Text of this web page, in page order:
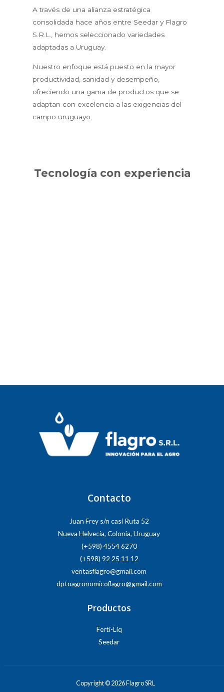
A través de una alianza estratégica
consolidada hace años entre Seedar y Flagro
S.R.L., hemos seleccionado variedades
adaptadas a Uruguay.
Nuestro enfoque está puesto en la mayor
productividad, sanidad y desempeño,
ofreciendo una gama de productos que se
adaptan con excelencia a las exigencias del
campo uruguayo.
Tecnología con experiencia
Contacto
Juan Frey s/n casi Ruta 52
Nueva Helvecia, Colonia, Uruguay
(+598) 4554 6270
(+598) 92 25 11 12
ventasflagro@gmail.com
dptoagronomicoflagro@gmail.com
Productos
Ferti-Liq
Seedar
Copyright © 2026 Flagro SRL